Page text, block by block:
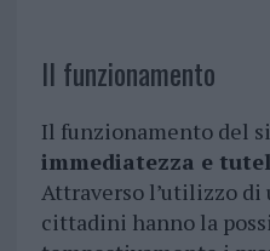
Il funzionamento
Il funzionamento del
immediatezza e
Attraverso l’utilizzo di
cittadini hanno la